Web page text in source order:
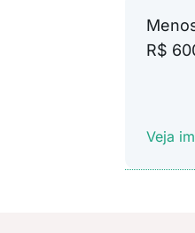
R$
Veja